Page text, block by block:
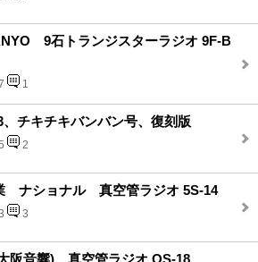
9石トランジスターラジオ 9F-B
1
、チキチキバンバン号、復刻版
2
ナショナル 真空管ラジオ 5S-14
3
阪音響)、真空管ラジオ OS-18